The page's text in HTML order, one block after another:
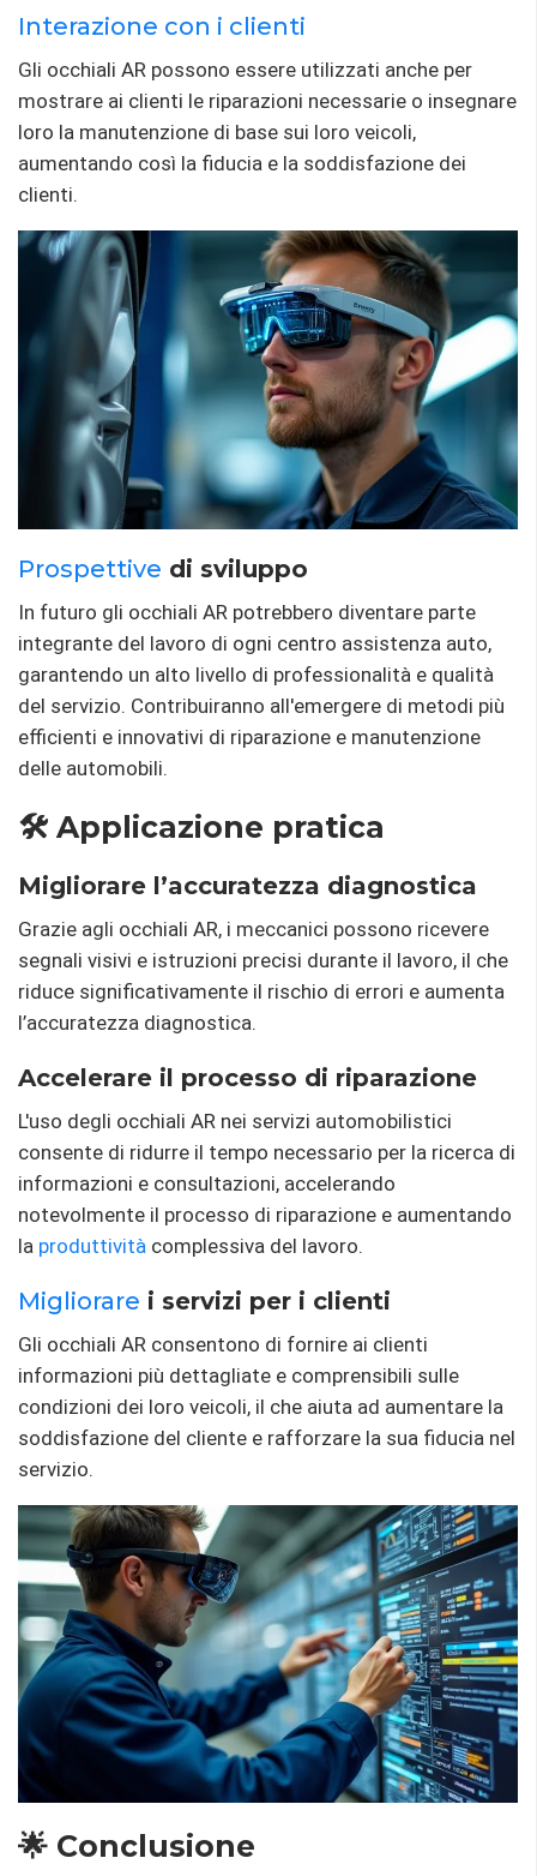
Interazione con i clienti
Gli occhiali AR possono essere utilizzati anche per
mostrare ai clienti le riparazioni necessarie o insegnare
loro la manutenzione di base sui loro veicoli,
aumentando così la fiducia e la soddisfazione dei
clienti.
Prospettive di sviluppo
In futuro gli occhiali AR potrebbero diventare parte
integrante del lavoro di ogni centro assistenza auto,
garantendo un alto livello di professionalità e qualità
del servizio. Contribuiranno all'emergere di metodi più
efficienti e innovativi di riparazione e manutenzione
delle automobili.
🛠️ Applicazione pratica
Migliorare l’accuratezza diagnostica
Grazie agli occhiali AR, i meccanici possono ricevere
segnali visivi e istruzioni precisi durante il lavoro, il che
riduce significativamente il rischio di errori e aumenta
l’accuratezza diagnostica.
Accelerare il processo di riparazione
L'uso degli occhiali AR nei servizi automobilistici
consente di ridurre il tempo necessario per la ricerca di
informazioni e consultazioni, accelerando
notevolmente il processo di riparazione e aumentando
la produttività complessiva del lavoro.
Migliorare i servizi per i clienti
Gli occhiali AR consentono di fornire ai clienti
informazioni più dettagliate e comprensibili sulle
condizioni dei loro veicoli, il che aiuta ad aumentare la
soddisfazione del cliente e rafforzare la sua fiducia nel
servizio.
🌟 Conclusione